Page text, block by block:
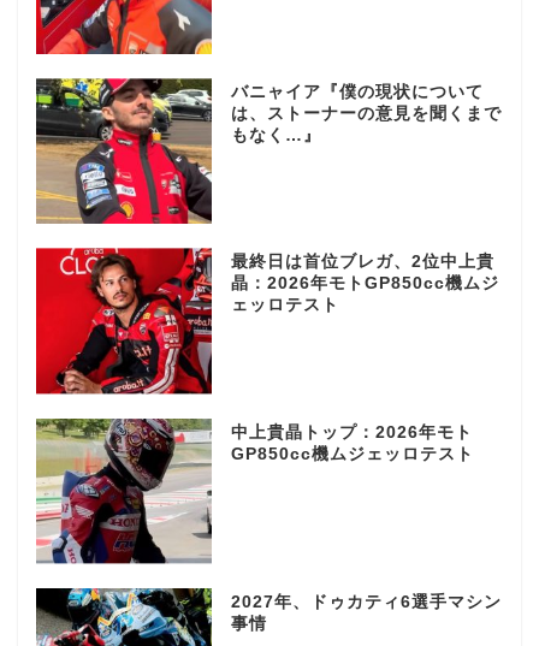
バニャイア『僕の現状について
は、ストーナーの意見を聞くまで
もなく…』
最終日は首位ブレガ、2位中上貴
晶：2026年モトGP850cc機ムジ
ェッロテスト
中上貴晶トップ：2026年モト
GP850cc機ムジェッロテスト
2027年、ドゥカティ6選手マシン
事情